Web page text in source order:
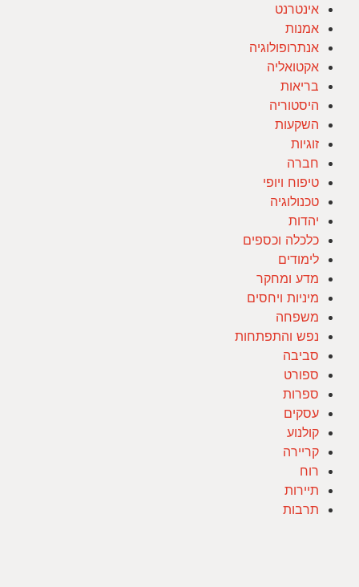
אינטרנט
אמנות
אנתרופולוגיה
אקטואליה
בריאות
היסטוריה
השקעות
זוגיות
חברה
טיפוח ויופי
טכנולוגיה
יהדות
כלכלה וכספים
לימודים
מדע ומחקר
מיניות ויחסים
משפחה
נפש והתפתחות
סביבה
ספורט
ספרות
עסקים
קולנוע
קריירה
רוח
תיירות
תרבות